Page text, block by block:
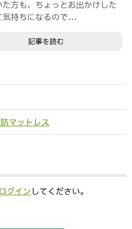
た方も、ちょっとお出かけした
気持ちになるので...
記事を読む
マットレス
ログイン してください。